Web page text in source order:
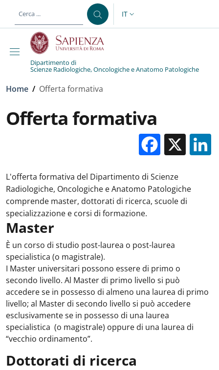
al contenuto principale
SELETTORE LINGUA:
IT
Dipartimento di
Scienze Radiologiche, Oncologiche e Anatomo Patologiche
Briciole di pane
Home / Offerta formativa
Offerta formativa
X
L'offerta formativa del Dipartimento di Scienze
Radiologiche, Oncologiche e Anatomo Patologiche
comprende master, dottorati di ricerca, scuole di
specializzazione e corsi di formazione.
Master
È un corso di studio post-laurea o post-laurea
specialistica (o magistrale).
I Master universitari possono essere di primo o
secondo livello. Al Master di primo livello si può
accedere se in possesso di almeno una laurea di primo
livello; al Master di secondo livello si può accedere
esclusivamente se in possesso di una laurea
specialistica (o magistrale) oppure di una laurea di
“vecchio ordinamento”.
Dottorati di ricerca